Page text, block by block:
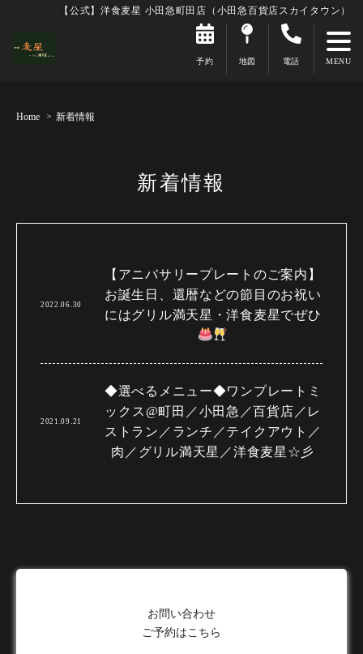
【公式】洋食麦星 小田急町田店（小田急百貨店スカイタウン）
予約 地図 電話
Home 新着情報
新着情報
2022.06.30
【アニバサリープレートのご案内】
お誕生日、還暦などの節目のお祝い
にはグリル満天星・洋食麦星でぜひ
2021.09.21
◆選べるメニュー◆ワンプレートミ
ックス@町田／小田急／百貨店／レ
ストラン／ランチ／テイクアウト／
肉／グリル満天星／洋食麦星☆彡
お問い合わせ
ご予約はこちら